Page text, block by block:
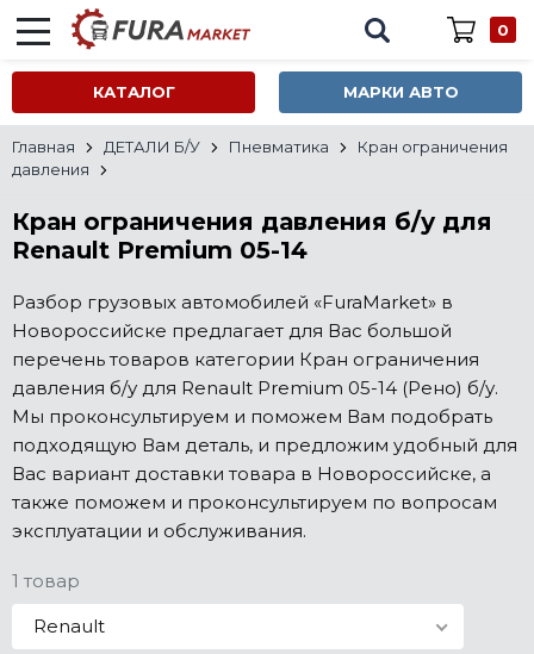
0
КАТАЛОГ МАРКИ АВТО
Главная ДЕТАЛИ Б/У Пневматика
Кран ограничения
давления
Кран ограничения давления б/у для
Renault Premium 05-14
Разбор грузовых автомобилей «FuraMarket» в
Новороссийске предлагает для Вас большой
перечень товаров категории Кран ограничения
давления б/у для Renault Premium 05-14 (Рено) б/у.
Мы проконсультируем и поможем Вам подобрать
подходящую Вам деталь, и предложим удобный для
Вас вариант доставки товара в Новороссийске, а
также поможем и проконсультируем по вопросам
эксплуатации и обслуживания.
1 товар
Renault